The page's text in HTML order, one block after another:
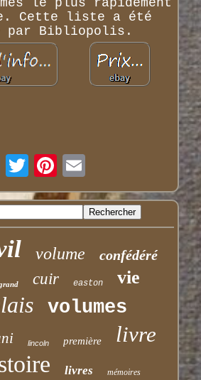
Cette liste a été
par Bibliopolis.
volume confédéré
cuir easton vie
volumes
lincoln première livre
livres mémoires